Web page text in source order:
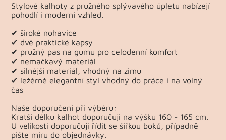
Stylové kalhoty z pružného splývavého úpletu nabízejí
pohodlí i moderní vzhled.
✔ široké nohavice
✔ dvě praktické kapsy
✔ pružný pas na gumu pro celodenní komfort
✔ nemačkavý materiál
✔ silnější materiál, vhodný na zimu
✔ ležérně elegantní styl vhodný do práce i na volný
čas
Naše doporučení při výběru:
Kratší délku kalhot doporučuji na výšku 160 - 165 cm.
U velikosti doporučuji řídit se šířkou boků, případně
pište míru do objednávky.